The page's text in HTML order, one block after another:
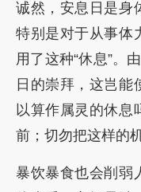
诚然，安息日是身
特别是对于从事体
用了这种“休息”。
日的崇拜，这岂能
以算作属灵的休息
前；切勿把这样的
暴饮暴食也会削弱